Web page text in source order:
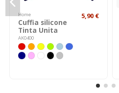
Home
Cuffia silicone
Tinta Unita
AK0400
5,90 €